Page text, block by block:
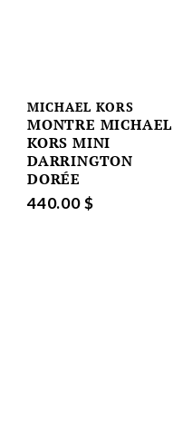
MICHAEL KORS
MONTRE MICHAEL
KORS MINI
DARRINGTON
DORÉE
440.00 $